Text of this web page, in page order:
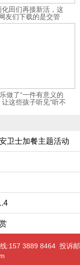
化田们再接新活，这
友们下载的是交管
12123APP
做了“一件有意义的
让这些孩子听见“听不
卫士加餐主题活动
:157 3889 8464 投诉邮